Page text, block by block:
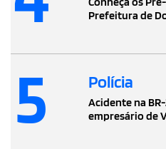
Prefeitura de
5 Polícia
Acidente na
empresário de